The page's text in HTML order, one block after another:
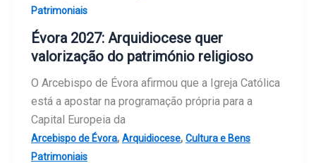
Patrimoniais
Évora 2027: Arquidiocese quer
valorização do património religioso
O Arcebispo de Évora afirmou que a Igreja Católica
está a apostar na programação própria para a
Capital Europeia da
Arcebispo de Évora, Arquidiocese, Cultura e Bens
Patrimoniais